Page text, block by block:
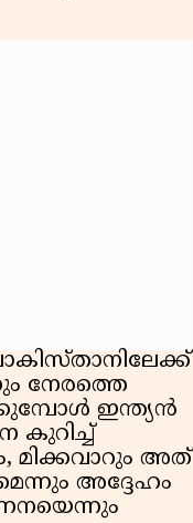
നേരത്തെ
ഇന്ത്യൻ
കുറിച്ച്
മിക്കവാറും അത്
അദ്ദേഹം